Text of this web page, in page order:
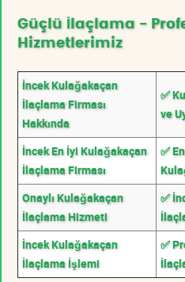
Güçlü İlaçlama -
Hizmetlerimiz
İncek Kulağakaçan
İlaçlama Firması
Hakkında
✅
ve
İncek En İyi Kulağakaçan
İlaçlama Firması
✅
Onaylı Kulağakaçan
İlaçlama Hizmeti
✅
İncek Kulağakaçan
İlaçlama İşlemi
✅